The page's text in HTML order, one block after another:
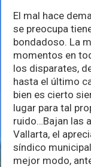
El mal hace
se preocupa
bondadoso. La
momentos en
los disparates,
hasta el último
bien es cierto
lugar para tal
ruido…Bajan las
Vallarta, el
síndico
mejor modo,